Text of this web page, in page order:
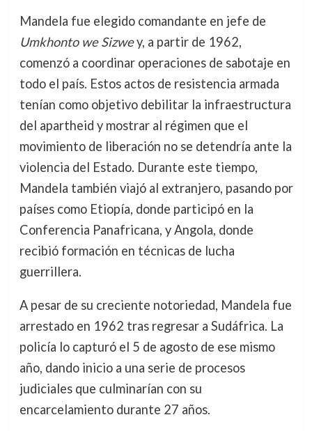
Mandela fue elegido comandante en jefe de
Umkhonto we Sizwey, a partir de 1962,
comenzó a coordinar operaciones de sabotaje en
todo el país. Estos actos de resistencia armada
tenían como objetivo debilitar la infraestructura
del apartheid y mostrar al régimen que el
movimiento de liberación no se detendría ante la
violencia del Estado. Durante este tiempo,
Mandela también viajó al extranjero, pasando por
países como Etiopía, donde participó en la
Conferencia Panafricana, y Angola, donde
recibió formación en técnicas de lucha
guerrillera.
A pesar de su creciente notoriedad, Mandela fue
arrestado en 1962 tras regresar a Sudáfrica. La
policía lo capturó el 5 de agosto de ese mismo
año, dando inicio a una serie de procesos
judiciales que culminarían con su
encarcelamiento durante 27 años.